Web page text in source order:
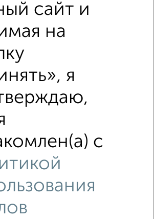
рядом
недалеко от Елизаровых 76
сайт и
на
я
с